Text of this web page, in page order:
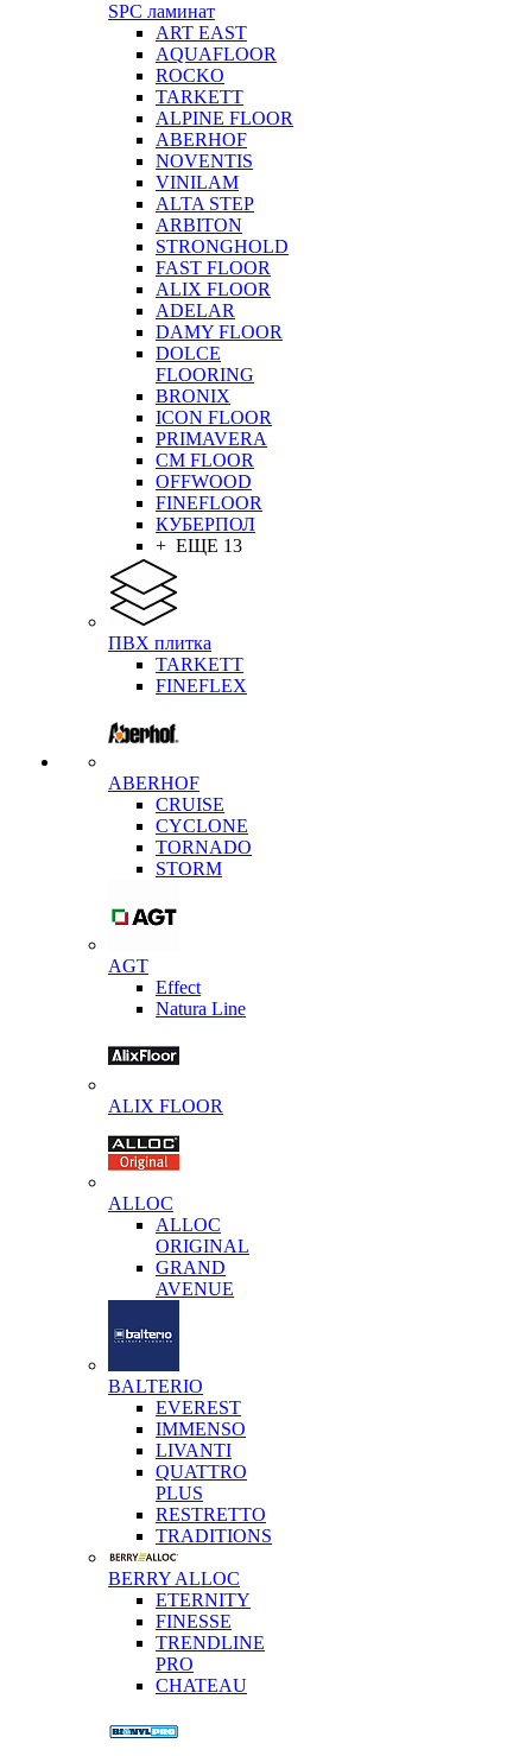
SPC ламинат
ART EAST
AQUAFLOOR
ROCKO
TARKETT
ALPINE FLOOR
ABERHOF
NOVENTIS
VINILAM
ALTA STEP
ARBITON
STRONGHOLD
FAST FLOOR
ALIX FLOOR
ADELAR
DAMY FLOOR
DOLCE
FLOORING
BRONIX
ICON FLOOR
PRIMAVERA
CM FLOOR
OFFWOOD
FINEFLOOR
КУБЕРПОЛ
+ ЕЩЕ 13
ПВХ плитка
TARKETT
FINEFLEX
ABERHOF
CRUISE
CYCLONE
TORNADO
STORM
AGT
Effect
Natura Line
ALIX FLOOR
ALLOC
ALLOC
ORIGINAL
GRAND
AVENUE
BALTERIO
EVEREST
IMMENSO
LIVANTI
QUATTRO
PLUS
RESTRETTO
TRADITIONS
BERRY ALLOC
ETERNITY
FINESSE
TRENDLINE
PRO
CHATEAU